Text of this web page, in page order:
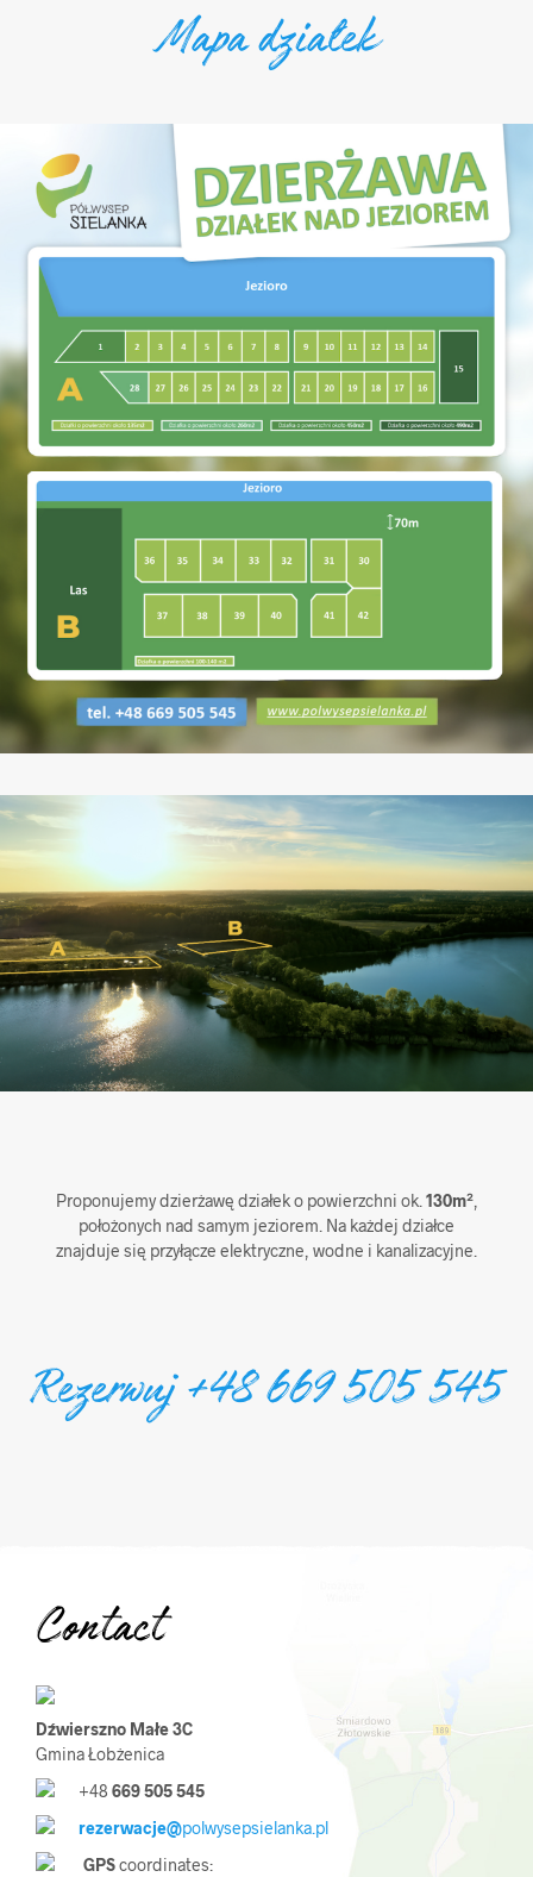
Mapa działek
Proponujemy dzierżawę działek o powierzchni ok.130m²,
położonych nad samym jeziorem. Na każdej działce
znajduje się przyłącze elektryczne, wodne i kanalizacyjne.
Rezerwuj +48 669 505 545
Contact
Dźwierszno Małe 3C
Gmina Łobżenica
+48 669 505 545
rezerwacje@polwysepsielanka.pl
GPScoordinates: